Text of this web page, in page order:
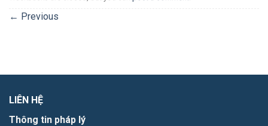
← Previous
LIÊN HỆ
Thông tin pháp lý